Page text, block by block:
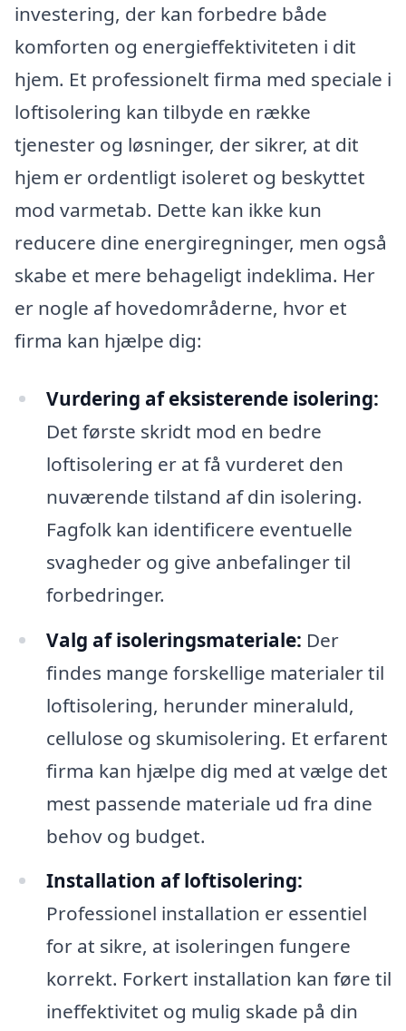
investering, der kan forbedre både
komforten og energieffektiviteten i dit
hjem. Et professionelt firma med speciale i
loftisolering kan tilbyde en række
tjenester og løsninger, der sikrer, at dit
hjem er ordentligt isoleret og beskyttet
mod varmetab. Dette kan ikke kun
reducere dine energiregninger, men også
skabe et mere behageligt indeklima. Her
er nogle af hovedområderne, hvor et
firma kan hjælpe dig:
Vurdering af eksisterende isolering:
Det første skridt mod en bedre
loftisolering er at få vurderet den
nuværende tilstand af din isolering.
Fagfolk kan identificere eventuelle
svagheder og give anbefalinger til
forbedringer.
Valg af isoleringsmateriale: Der
findes mange forskellige materialer til
loftisolering, herunder mineraluld,
cellulose og skumisolering. Et erfarent
firma kan hjælpe dig med at vælge det
mest passende materiale ud fra dine
behov og budget.
Installation af loftisolering:
Professionel installation er essentiel
for at sikre, at isoleringen fungere
korrekt. Forkert installation kan føre til
ineffektivitet og mulig skade på din